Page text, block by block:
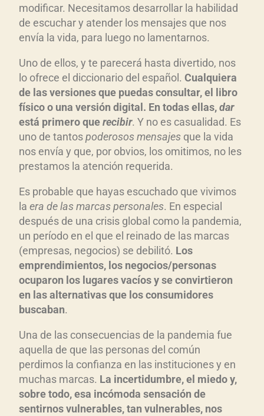
modificar. Necesitamos desarrollar la habilidad
de escuchar y atender los mensajes que nos
envía la vida, para luego no lamentarnos.
Uno de ellos, y te parecerá hasta divertido, nos
lo ofrece el diccionario del español. Cualquiera
de las versiones que puedas consultar, el libro
físico o una versión digital. En todas ellas,dar
está primero querecibir. Y no es casualidad. Es
uno de tantospoderosos mensajes que la vida
nos envía y que, por obvios, los omitimos, no les
prestamos la atención requerida.
Es probable que hayas escuchado que vivimos
la era de las marcas personales. En especial
después de una crisis global como la pandemia,
un período en el que el reinado de las marcas
(empresas, negocios) se debilitó. Los
emprendimientos, los negocios/personas
ocuparon los lugares vacíos y se convirtieron
en las alternativas que los consumidores
buscaban.
Una de las consecuencias de la pandemia fue
aquella de que las personas del común
perdimos la confianza en las instituciones y en
muchas marcas. La incertidumbre, el miedo y,
sobre todo, esa incómoda sensación de
sentirnos vulnerables, tan vulnerables, nos